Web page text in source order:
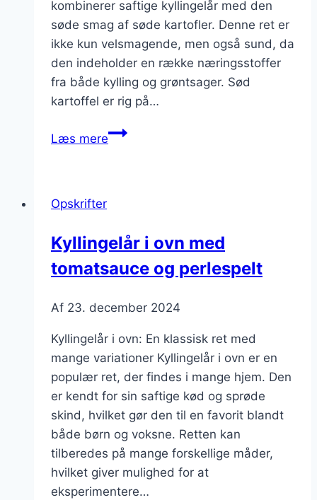
kombinerer saftige kyllingelår med den
søde smag af søde kartofler. Denne ret er
ikke kun velsmagende, men også sund, da
den indeholder en række næringsstoffer
fra både kylling og grøntsager. Sød
kartoffel er rig på…
Læs mereKyllingelår
Opskrifter
Kyllingelår i ovn med
tomatsauce og perlespelt
Af 23. december 2024
Kyllingelår i ovn: En klassisk ret med
mange variationer Kyllingelår i ovn er en
populær ret, der findes i mange hjem. Den
er kendt for sin saftige kød og sprøde
skind, hvilket gør den til en favorit blandt
både børn og voksne. Retten kan
tilberedes på mange forskellige måder,
hvilket giver mulighed for at
eksperimentere…